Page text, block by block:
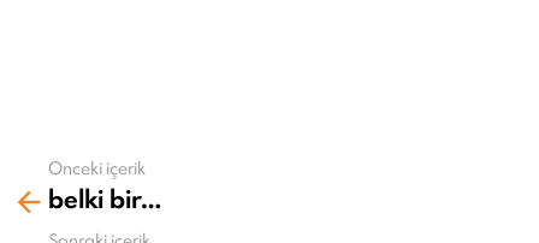
Daha
fazla
Önceki içerik
belki bir…